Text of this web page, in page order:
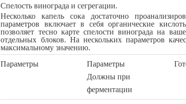
Спелость винограда и сегрегации.
Несколько капель сока достаточно
параметров включает в себя органические
позволяет тесно карте спелости винограда на
отдельных блоков. На нескольких параметров
максимальному значению.
Параметры
Параметры
Должны при
ферментации